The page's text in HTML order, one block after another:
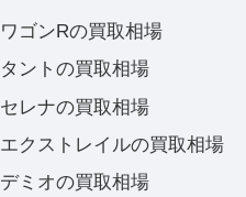
ワゴンRの買取相場
タントの買取相場
セレナの買取相場
エクストレイルの買取相場
デミオの買取相場